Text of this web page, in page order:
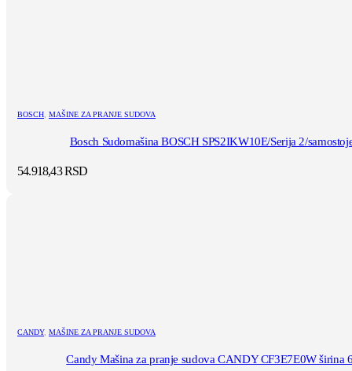
BOSCH MAŠINE ZA PRANJE SUDOVA
Bosch Sudomašina BOSCH SPS2IKW10E/Serija 2/
54.918,43RSD
CANDY, MAŠINE ZA PRANJE SUDOVA
Candy Mašina za pranje sudova CANDY CF3E7E0W širina